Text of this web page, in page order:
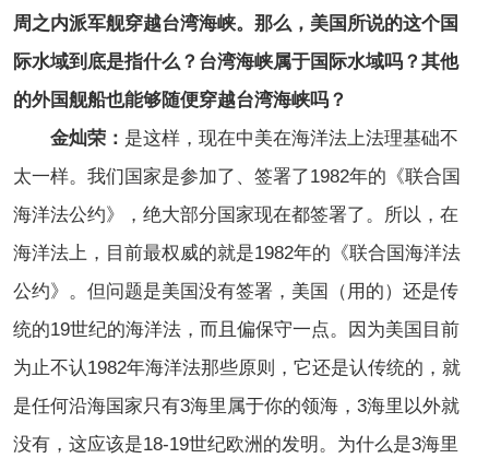
周之内派军舰穿越台湾海峡。那么，美国所说的这个国
际水域到底是指什么？台湾海峡属于国际水域吗？其他
的外国舰船也能够随便穿越台湾海峡吗？
金灿荣： 是这样，现在中美在海洋法上法理基础不
太一样。我们国家是参加了、签署了1982年的《联合国
海洋法公约》，绝大部分国家现在都签署了。所以，在
海洋法上，目前最权威的就是1982年的《联合国海洋法
公约》。但问题是美国没有签署，美国（用的）还是传
统的19世纪的海洋法，而且偏保守一点。因为美国目前
为止不认1982年海洋法那些原则，它还是认传统的，就
是任何沿海国家只有3海里属于你的领海，3海里以外就
没有，这应该是18-19世纪欧洲的发明。为什么是3海里